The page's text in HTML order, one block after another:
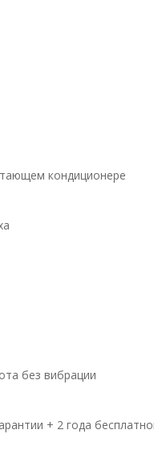
кондиционере
без вибрации
+ 2 года